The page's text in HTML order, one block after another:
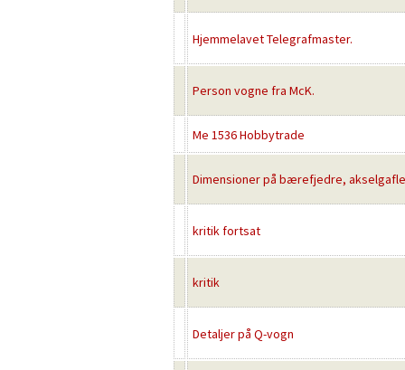
Hjemmelavet Telegrafmaster.
Person vogne fra McK.
Me 1536 Hobbytrade
Dimensioner på bærefjedre,
kritik fortsat
kritik
Detaljer på Q-vogn